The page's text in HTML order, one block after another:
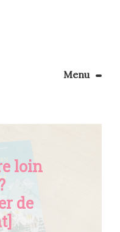
Menu
son coin couture
vos tissus
loin
de